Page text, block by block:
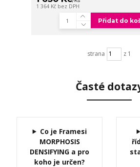
1 364 Kč bez DPH
Přidat do
strana z 1
Časté
Co je Framesi
MORPHOSIS
DENSIFYING a pro
koho je určen?